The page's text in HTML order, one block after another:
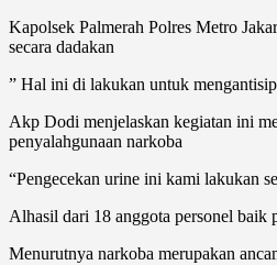
Kapolsek Palmerah Polres Metro
secara dadakan
” Hal ini di lakukan untuk
Akp Dodi menjelaskan kegiatan ini
penyalahgunaan narkoba
“Pengecekan urine ini kami lakukan
Alhasil dari 18 anggota personel baik
Menurutnya narkoba merupakan